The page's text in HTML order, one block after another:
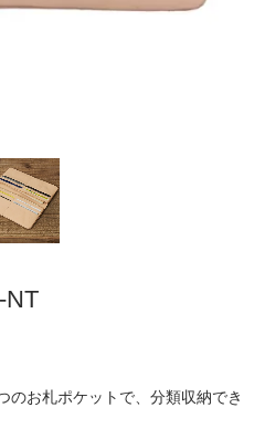
のお札ポケットで、分類収納でき